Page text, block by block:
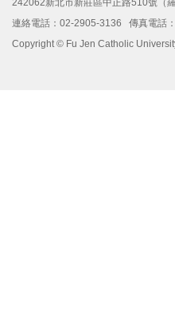
242062新北市新莊區中正路510號（
連絡電話：02-2905-3136 傳真電話
Copyright © Fu Jen Catholic